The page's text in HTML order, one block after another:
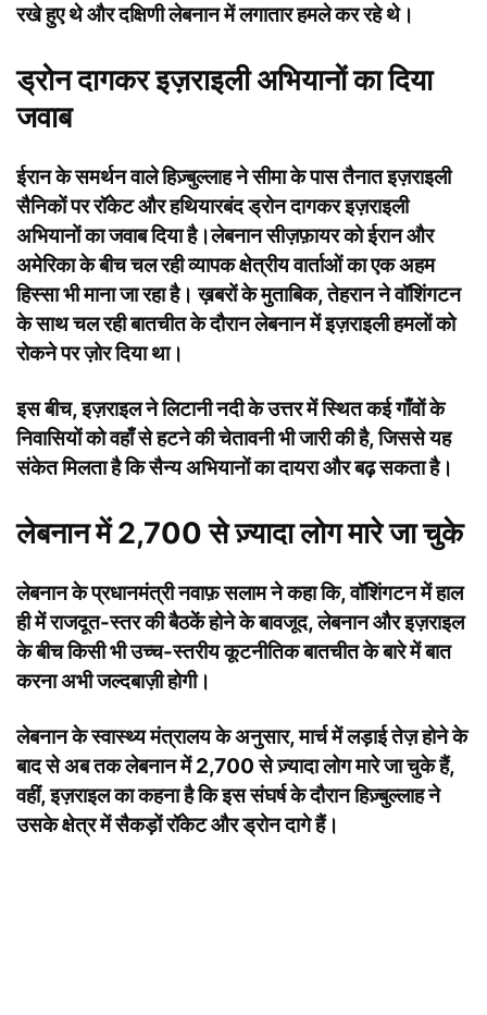
रखे हुए थे और दक्षिणी लेबनान में लगातार हमले कर रहे थे।
ड्रोन दागकर इज़राइली अभियानों का दिया
जवाब
ईरान के समर्थन वाले हिज़्बुल्लाह ने सीमा के पास तैनात इज़राइली
सैनिकों पर रॉकेट और हथियारबंद ड्रोन दागकर इज़राइली
अभियानों का जवाब दिया है।लेबनान सीज़फ़ायर को ईरान और
अमेरिका के बीच चल रही व्यापक क्षेत्रीय वार्ताओं का एक अहम
हिस्सा भी माना जा रहा है। ख़बरों के मुताबिक, तेहरान ने वॉशिंगटन
के साथ चल रही बातचीत के दौरान लेबनान में इज़राइली हमलों को
रोकने पर ज़ोर दिया था।
इस बीच, इज़राइल ने लिटानी नदी के उत्तर में स्थित कई गाँवों के
निवासियों को वहाँ से हटने की चेतावनी भी जारी की है, जिससे यह
संकेत मिलता है कि सैन्य अभियानों का दायरा और बढ़ सकता है।
लेबनान में 2,700 से ज़्यादा लोग मारे जा चुके
लेबनान के प्रधानमंत्री नवाफ़ सलाम ने कहा कि, वॉशिंगटन में हाल
ही में राजदूत-स्तर की बैठकें होने के बावजूद, लेबनान और इज़राइल
के बीच किसी भी उच्च-स्तरीय कूटनीतिक बातचीत के बारे में बात
करना अभी जल्दबाज़ी होगी।
लेबनान के स्वास्थ्य मंत्रालय के अनुसार, मार्च में लड़ाई तेज़ होने के
बाद से अब तक लेबनान में 2,700 से ज़्यादा लोग मारे जा चुके हैं,
वहीं, इज़राइल का कहना है कि इस संघर्ष के दौरान हिज़्बुल्लाह ने
उसके क्षेत्र में सैकड़ों रॉकेट और ड्रोन दागे हैं।